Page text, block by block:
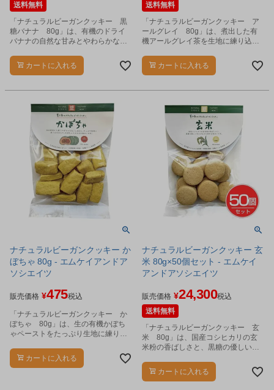
送料無料
「ナチュラルビーガンクッキー 黒
糖バナナ 80g」は、有機のドライ
バナナの自然な甘みとやわらかな黒
カートに入れる
送料無料
「ナチュラルビーガンクッキー ア
ールグレイ 80g」は、煮出した有
機アールグレイ茶を生地に練り込
てダブルの紅茶の風味をつけまし
た。
カートに入れる
ナチュラルビーガンクッキー か
ぼちゃ 80g - エムケイアンドア
ソシエイツ
販売価格 ¥475税込
「ナチュラルビーガンクッキー か
ぼちゃ 80g」は、生の有機かぼち
ゃペーストをたっぷり生地に練り込
カートに入れる
ナチュラルビーガンクッキー 玄
米 80g×50個セット - エムケイ
アンドアソシエイツ
販売価格 ¥24,300税込
送料無料
「ナチュラルビーガンクッキー 玄
米 80g」は、国産コシヒカリの玄
米粉の香ばしさと、黒糖の優しい甘
カートに入れる